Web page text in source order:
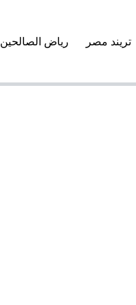
تريند مصر رياض الصالحين